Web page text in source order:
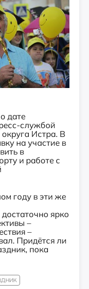
дате
службой
Истра. В
на участие в
в
и работе с
году в эти же
достаточно ярко
–
–
Придётся ли
пока